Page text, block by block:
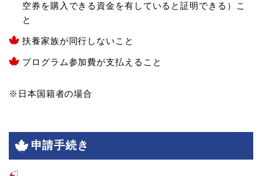
空券を購入できる資金を有していると証明できる）こ
と
扶養家族が同行しないこと
プログラム参加費が支払えること
※日本国籍者の場合
申請手続き